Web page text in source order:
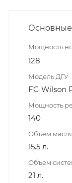
Основные
Мощность
128
Модель ДГУ
FG Wilson
Мощность
140
Объем
15.5 л.
Объем
21 л.